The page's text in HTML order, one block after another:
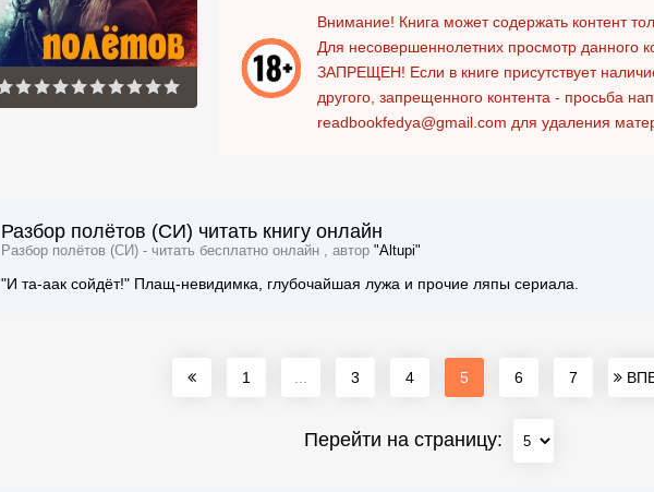
Внимание! Книга может содержать контент
Для несовершеннолетних просмотр данного
ЗАПРЕЩЕН! Если в книге присутствует
другого, запрещенного контента - просьба
readbookfedya@gmail.com для удаления
Разбор полётов (СИ) читать книгу онлайн
Разбор полётов (СИ) - читать бесплатно онлайн , автор "Altupi"
"И та-аак сойдёт!" Плащ-невидимка, глубочайшая лужа и прочие ляпы сериала.
1 3 4 5 6 7
Перейти на страницу: